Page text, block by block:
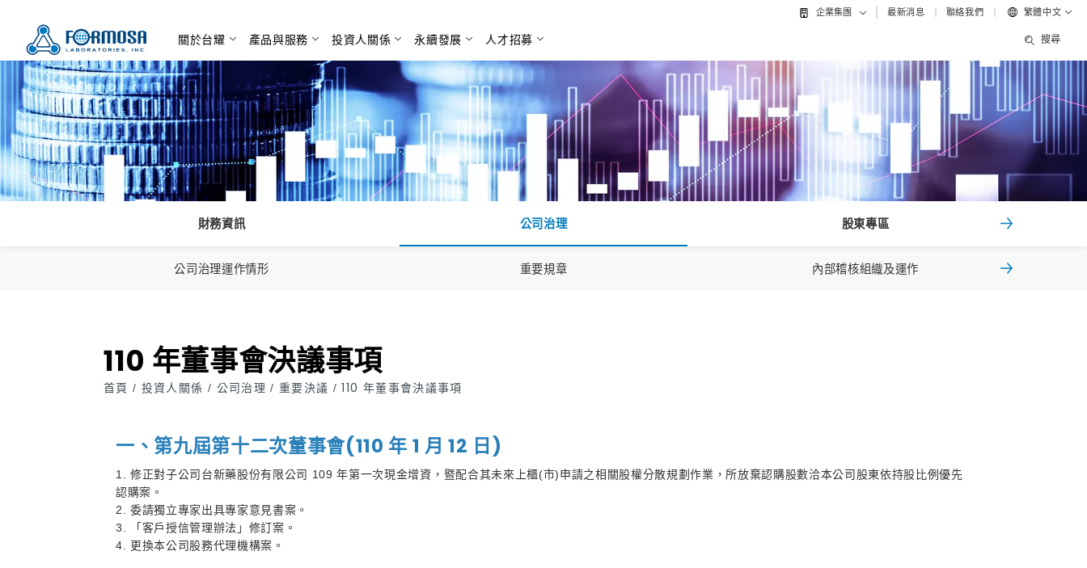
企業集團 最新消息 聯絡我們 繁體中文
關於台耀 產品與服務 投資人關係 永續發展 人才招募 搜尋
搜尋
財務資訊 公司治理 股東專區
公司治理運作情形 重要規章 內部稽核組織及運作
110 年董事會決議事項
首頁/ 投資人關係 / 公司治理/ 重要決議 / 110 年董事會決議事項
一、第九屆第十二次董事會(110 年 1 月 12 日)
1. 修正對子公司台新藥股份有限公司 109 年第一次現金增資，暨配合其未來上櫃(市)申請之相關股權分散規劃作業，所放棄認購股數洽本公司股東依持股比例優先
認購案。
2. 委請獨立專家出具專家意見書案。
3. 「客戶授信管理辦法」修訂案。
4. 更換本公司股務代理機構案。